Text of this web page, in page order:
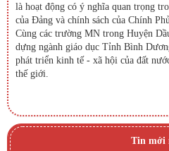
là hoạt động có ý nghĩa quan trọng
của Đảng và chính sách của Chính
Cùng các trường MN trong Huyện
dựng ngành giáo dục Tỉnh Bình
phát triển kinh tế - xã hội của đất
thế giới.
Tin mới